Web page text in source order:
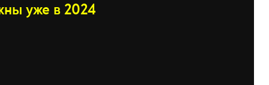
уже в 2024